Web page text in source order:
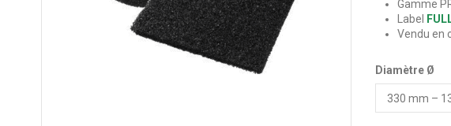
Gamme
Label
Vendu en
Diamètre Ø